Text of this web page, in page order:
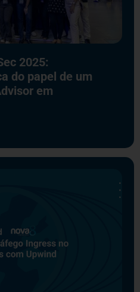
2025:
do papel de um
em